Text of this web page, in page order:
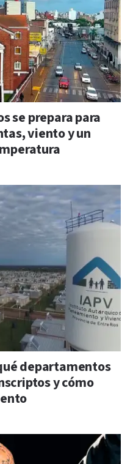
se prepara para
viento y un
departamentos
y cómo